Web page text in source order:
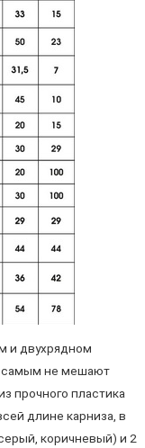
и двухрядном
самым не мешают
прочного пластика
длине карниза, в
коричневый) и 2